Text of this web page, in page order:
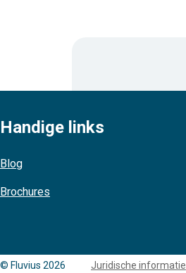
Handige links
Blog
Brochures
© Fluvius 2026 Copyright
Juridische informatie